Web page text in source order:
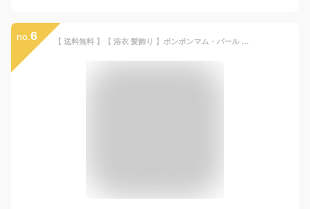
no. 6 【 送料無料 】【 浴衣 髪飾り 】ポンポンマム・パール コード Uピン 6点セット｜菊 ヘアアレンジ Uピン ピンポン マム ヘアアクセサリー 髪飾り レディース 大人 キッズ 子供 女の子 七五三 七歳 成人式 卒業式 成人式 袴 浴衣 ハーフアップ 夏祭り 花火大会 LAUP